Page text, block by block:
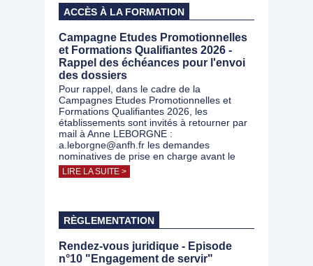
ACCÈS À LA FORMATION
Campagne Etudes Promotionnelles
et Formations Qualifiantes 2026 -
Rappel des échéances pour l'envoi
des dossiers
Pour rappel, dans le cadre de la
Campagnes Etudes Promotionnelles et
Formations Qualifiantes 2026, les
établissements sont invités à retourner par
mail à Anne LEBORGNE :
a.leborgne@anfh.fr les demandes
nominatives de prise en charge avant le
LIRE LA SUITE >
RÈGLEMENTATION
Rendez-vous juridique - Episode
n°10 "Engagement de servir"